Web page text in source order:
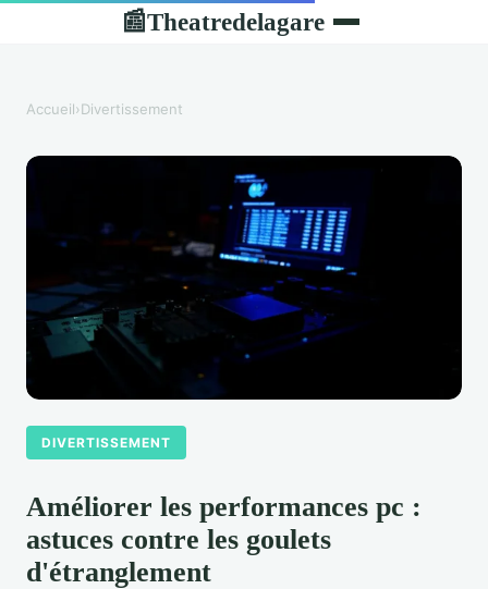
📰Theatredelagare
Accueil›Divertissement
DIVERTISSEMENT
Améliorer les performances pc :
astuces contre les goulets
d'étranglement